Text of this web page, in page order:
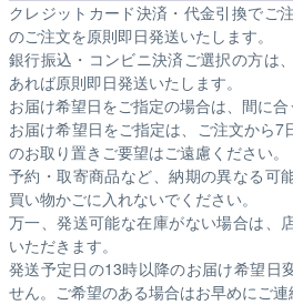
クレジットカード決済・代金引換でご
のご注文を原則即日発送いたします。
銀行振込・コンビニ決済ご選択の方は
あれば原則即日発送いたします。
お届け希望日をご指定の場合は、間に合
お届け希望日をご指定は、ご注文から7
のお取り置きご要望はご遠慮ください。
予約・取寄商品など、納期の異なる可
買い物かごに入れないでください。
万一、発送可能な在庫がない場合は、
いただきます。
発送予定日の13時以降のお届け希望日
せん。ご希望のある場合はお早めにご連